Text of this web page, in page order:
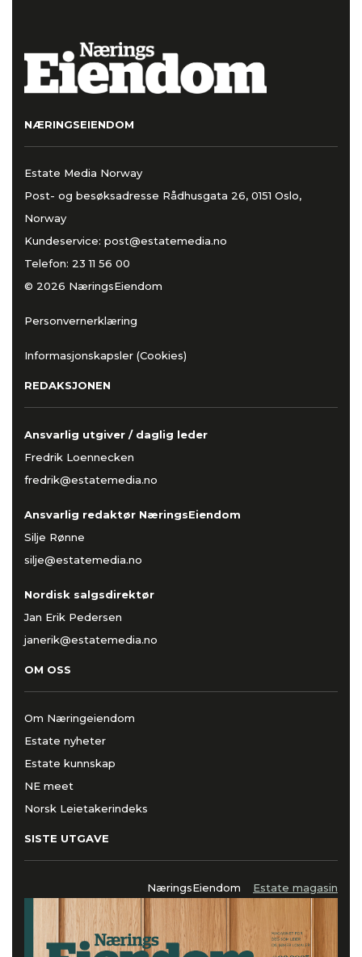
NÆRINGSEIENDOM
Estate Media Norway
Post- og besøksadresse Rådhusgata 26, 0151 Oslo,
Norway
Kundeservice: post@estatemedia.no
Telefon: 23 11 56 00
© 2026 NæringsEiendom
Personvernerklæring
Informasjonskapsler (Cookies)
REDAKSJONEN
Ansvarlig utgiver / daglig leder
Fredrik Loennecken
fredrik@estatemedia.no
Ansvarlig redaktør NæringsEiendom
Silje Rønne
silje@estatemedia.no
Nordisk salgsdirektør
Jan Erik Pedersen
janerik@estatemedia.no
OM OSS
Om Næringeiendom
Estate nyheter
Estate kunnskap
NE meet
Norsk Leietakerindeks
SISTE UTGAVE
NæringsEiendom Estate magasin